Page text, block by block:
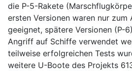
die P-5-Rakete
ersten Versionen waren nur
geeignet, spätere Versionen (P-
Angriff auf Schiffe verwendet
teilweise erfolgreichen Tests
weitere U-Boote des Projekts